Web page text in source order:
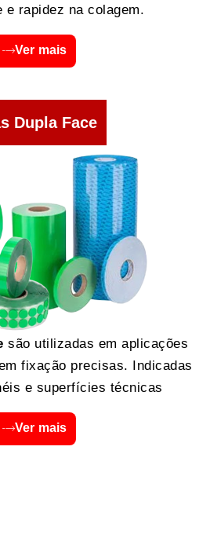
e rapidez na colagem.
Ver mais
Dupla Face
são utilizadas em aplicações
fixação precisas. Indicadas
e superfícies técnicas
Ver mais